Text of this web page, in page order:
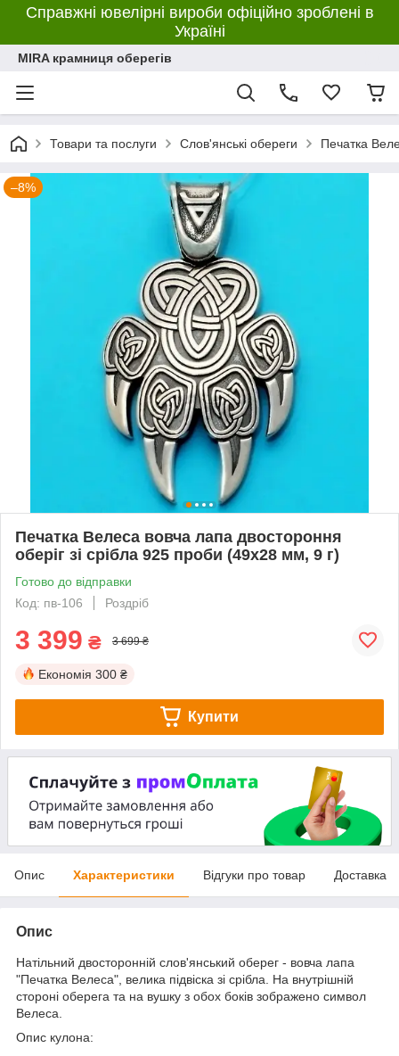
Справжні ювелірні вироби офіційно зроблені в
Україні
MIRA крамниця оберегів
Товари та послуги Слов'янські обереги Печатка
–8%
Печатка Велеса вовча лапа двостороння
оберіг зі срібла 925 проби (49х28 мм, 9 г)
Готово до відправки
Код: пв-106
Роздріб
3 399 ₴ 3 699 ₴
Економія 300 ₴
Купити
Опис Характеристики Відгуки про товар Доставка
Опис
Натільний двосторонній слов'янський оберег - вовча лапа
"Печатка Велеса", велика підвіска зі срібла. На внутрішній
стороні оберега та на вушку з обох боків зображено символ
Велеса.
Опис кулона: